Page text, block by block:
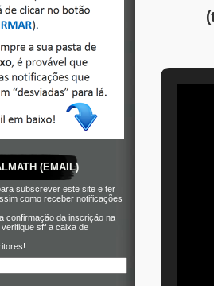
(EMAIL)
subscrever este site e ter
como receber notificações
confirmação da inscrição na
sff a caixa de